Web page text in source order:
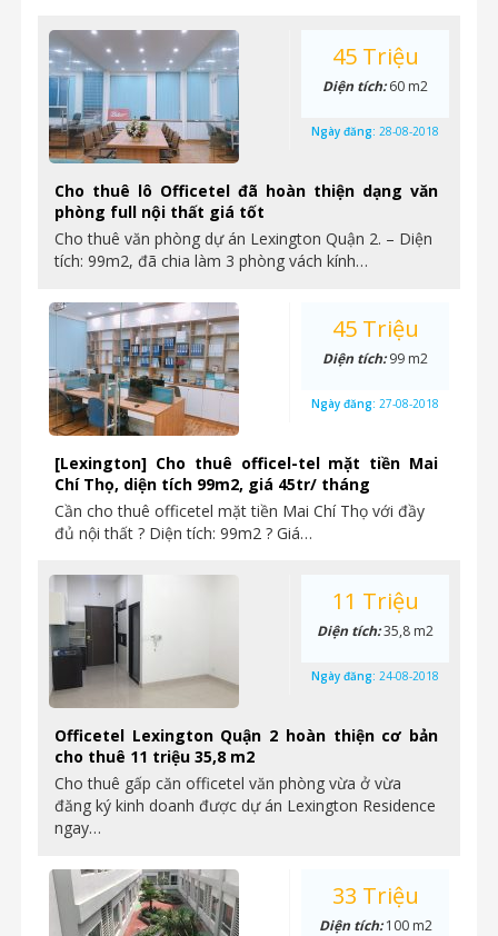
Cho thuê lô Officetel đã hoàn thiện dạng văn
phòng full nội thất giá tốt
Cho thuê văn phòng dự án Lexington Quận 2. – Diện
tích: 99m2, đã chia làm 3 phòng vách kính…
45 Triệu
Diện tích:60 m2
Ngày đăng: 28-08-2018
[Lexington] Cho thuê officel-tel mặt tiền Mai
Chí Thọ, diện tích 99m2, giá 45tr/ tháng
Cần cho thuê officetel mặt tiền Mai Chí Thọ với đầy
đủ nội thất ? Diện tích: 99m2 ? Giá…
45 Triệu
Diện tích:99 m2
Ngày đăng: 27-08-2018
Officetel Lexington Quận 2 hoàn thiện cơ bản
cho thuê 11 triệu 35,8 m2
Cho thuê gấp căn officetel văn phòng vừa ở vừa
đăng ký kinh doanh được dự án Lexington Residence
ngay…
11 Triệu
Diện tích:35,8 m2
Ngày đăng: 24-08-2018
33 Triệu
Diện tích:100 m2